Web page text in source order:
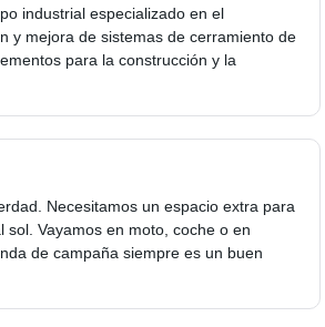
industrial especializado en el
y mejora de sistemas de cerramiento de
para la construcción y la
Necesitamos un espacio extra para
sol. Vayamos en moto, coche o en
de campaña siempre es un buen